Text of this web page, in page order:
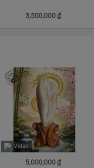
3,500,000₫
Video
5,000,000₫